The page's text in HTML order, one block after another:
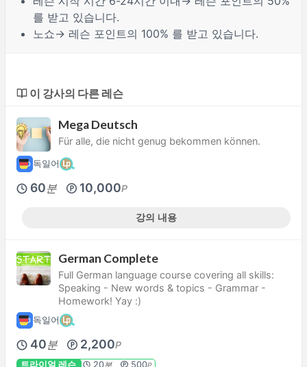
를 받고 있습니다.
노쇼→ 레슨 포인트의 100% 를 받고 있습니다.
이 강사의 다른 레슨
Mega Deutsch
Für alle, die nicht genug bekommen können.
독일어
60분 10,000P
강의 내용
German Complete
Full German language course covering all skills:
Speaking - New words & topics - Grammar -
Homework! Yay :)
독일어
40분 2,200P
트라이얼 레슨 20분 500P